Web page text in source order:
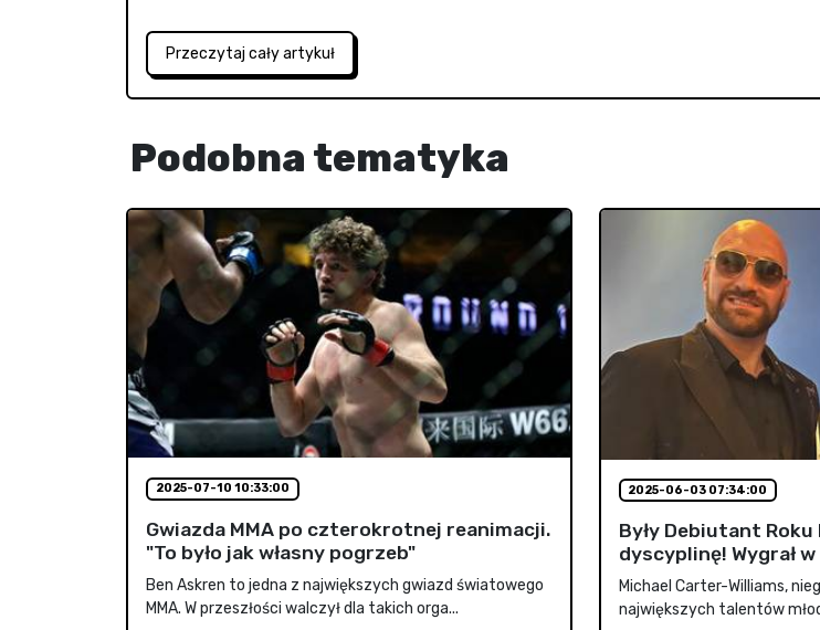
Przeczytaj cały artykuł
Podobna tematyka
2025-07-10 10:33:00
Gwiazda MMA po czterokrotnej reanimacji.
"To było jak własny pogrzeb"
Ben Askren to jedna z największych gwiazd światowego
MMA. W przeszłości walczył dla takich orga...
2025-06-03 07:34:00
Były Debiutant Roku
dyscyplinę! Wygrał
Michael Carter-Williams,
największych talentów